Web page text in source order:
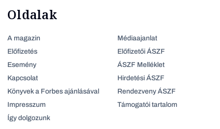
Oldalak
A magazin
Előfizetés
Esemény
Kapcsolat
Könyvek a Forbes ajánlásával
Impresszum
Így dolgozunk
Médiaajanlat
Előfizetői ÁSZF
ÁSZF Melléklet
Hirdetési ÁSZF
Rendezveny ÁSZF
Támogatói tartalom